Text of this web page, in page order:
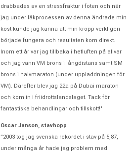
drabbades av en stressfraktur i foten och när
jag under läkprocessen av denna ändrade min
kost kunde jag känna att min kropp verkligen
började fungera och resultaten kom direkt.
Inom ett år var jag tillbaka i hetluften på allvar
och jag vann VM brons i långdistans samt SM
brons i halvmaraton (under uppladdningen för
VM). Därefter blev jag 22a på Dubai maraton
och kom in i friidrottslandslaget. Tack för
fantastiska behandlingar och tillskott!"
Oscar Janson, stavhopp
”2003 tog jag svenska rekordet i stav på 5,87,
under många år hade jag problem med